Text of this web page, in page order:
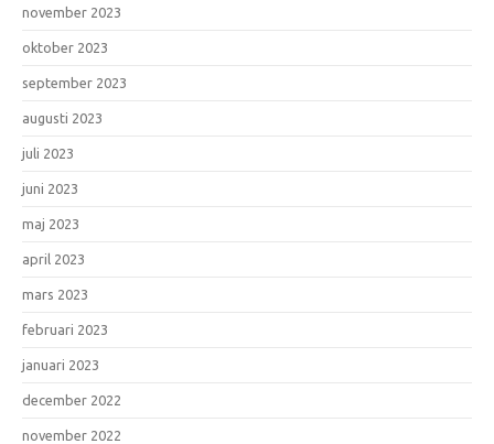
november 2023
oktober 2023
september 2023
augusti 2023
juli 2023
juni 2023
maj 2023
april 2023
mars 2023
februari 2023
januari 2023
december 2022
november 2022